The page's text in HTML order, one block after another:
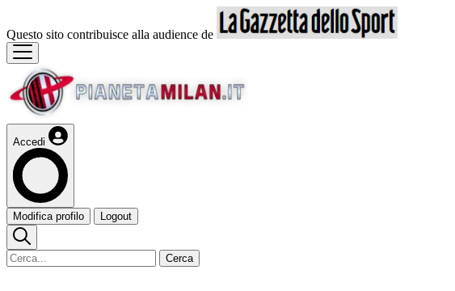
Questo sito contribuisce alla audience de
Accedi
Modifica profilo Logout
Cerca